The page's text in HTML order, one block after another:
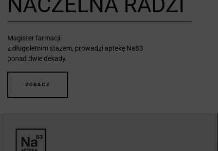
Magister farmacji
z długoletnim stażem, prowadzi aptekę Na83
ponad dwie dekady.
ZOBACZ